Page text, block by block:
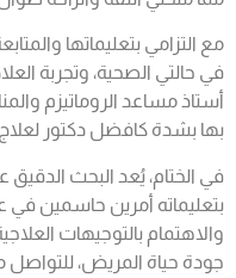
مع التزامي بتعليماتها
في حالتي الصحية، وتجربة
أستاذ مساعد الروماتيزم
بها بشدة كافضل دكتور
في الختام، يُعد البحث الدقيق
بتعليماته أمرين حاسمين في
والاهتمام بالتوجيهات
جودة حياة المريض،